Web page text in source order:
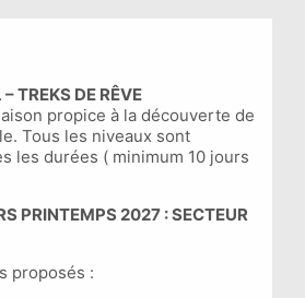
TREKS DE RÊVE
propice à la découverte de
Tous les niveaux sont
les durées ( minimum 10 jours
PRINTEMPS 2027 : SECTEUR
proposés :